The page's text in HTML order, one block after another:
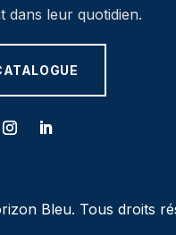
dans leur quotidien.
Bleu. Tous droits